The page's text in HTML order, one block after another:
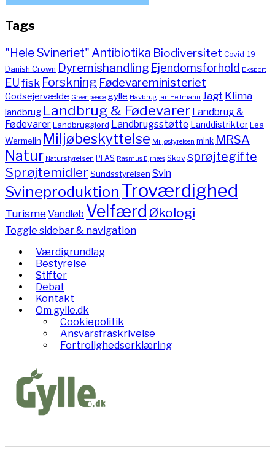
Tags
"Hele Svineriet" Antibiotika Biodiversitet Covid-19
Danish Crown Dyremishandling Ejendomsforhold Eksport
EUfisk Forskning Fødevareministeriet
Godsejervælde Greenpeace gylle Havbrug Ian Heilmann Jagt Klima
landbrug Landbrug & Fødevarer Landbrug &
FødevarerLandbrugsjord Landbrugsstøtte LanddistrikterLea
Wermelin Miljøbeskyttelse Miljøstyrelsen mink MRSA
Natur Naturstyrelsen PFAS Rasmus Ejrnæs Skov sprøjtegifte
Sprøjtemidler Sundsstyrelsen Svin
Svineproduktion Troværdighed
TurismeVandløb Velfærd Økologi
Toggle sidebar & navigation
Værdigrundlag
Bestyrelse
Stifter
Debat
Kontakt
Om gylle.dk
Cookiepolitik
Ansvarsfraskrivelse
Fortrolighedserklæring